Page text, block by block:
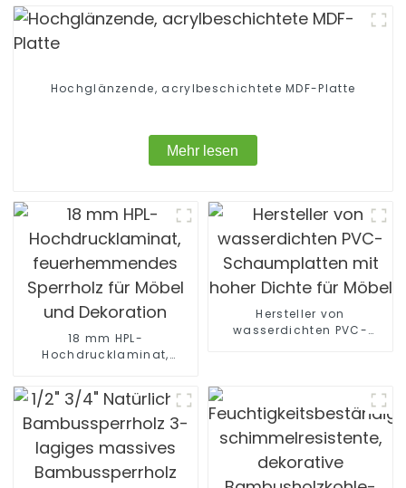
Hochglänzende, acrylbeschichtete MDF-Platte
Mehr lesen
18 mm HPL-
Hochdrucklaminat,
Sperrholz für Möbel und
Dekoration
Hersteller von
wasserdichten PVC-